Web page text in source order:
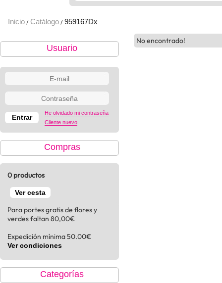
Inicio / Catálogo / 959167Dx
Usuario
He olvidado mi contraseña
Cliente nuevo
Compras
0 productos
Ver cesta
Para portes gratis de flores y
verdes faltan 80,00€
Expedición mínima 50.00€
Ver condiciones
Categorías
No encontrado!